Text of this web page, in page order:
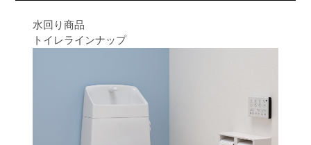
水回り商品
トイレラインナップ